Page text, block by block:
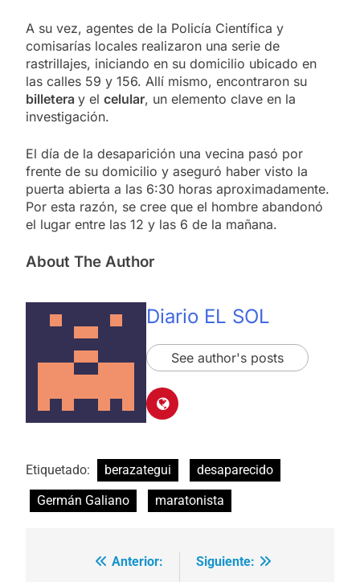
A su vez, agentes de la Policía Científica y
comisarías locales realizaron una serie de
rastrillajes, iniciando en su domicilio ubicado en
las calles 59 y 156. Allí mismo, encontraron su
billetera y el celular, un elemento clave en la
investigación.
El día de la desaparición una vecina pasó por
frente de su domicilio y aseguró haber visto la
puerta abierta a las 6:30 horas aproximadamente.
Por esta razón, se cree que el hombre abandonó
el lugar entre las 12 y las 6 de la mañana.
About The Author
Diario EL SOL
See author's posts
Etiquetado: berazategui
desaparecido
Germán Galiano
maratonista
Navegación
Anterior:
Siguiente: